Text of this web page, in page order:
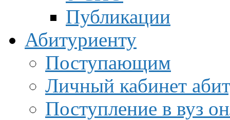
Публикации
Абитуриенту
Поступающим
Личный кабинет
Поступление в вуз